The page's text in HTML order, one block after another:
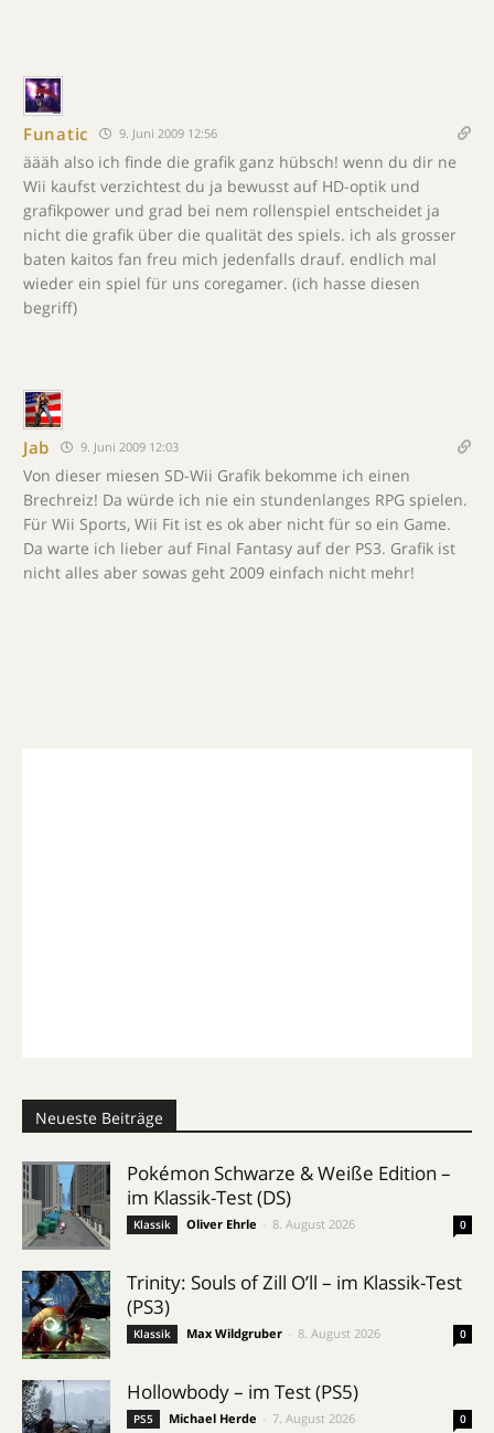
Funatic 9. Juni 2009 12:56
äääh also ich finde die grafik ganz hübsch! wenn du dir ne
Wii kaufst verzichtest du ja bewusst auf HD-optik und
grafikpower und grad bei nem rollenspiel entscheidet ja
nicht die grafik über die qualität des spiels. ich als grosser
baten kaitos fan freu mich jedenfalls drauf. endlich mal
wieder ein spiel für uns coregamer. (ich hasse diesen
begriff)
Jab 9. Juni 2009 12:03
Von dieser miesen SD-Wii Grafik bekomme ich einen
Brechreiz! Da würde ich nie ein stundenlanges RPG spielen.
Für Wii Sports, Wii Fit ist es ok aber nicht für so ein Game.
Da warte ich lieber auf Final Fantasy auf der PS3. Grafik ist
nicht alles aber sowas geht 2009 einfach nicht mehr!
Neueste Beiträge
Pokémon Schwarze & Weiße Edition –
im Klassik-Test (DS)
Klassik Oliver Ehrle 8. August 2026 0
Trinity: Souls of Zill O’ll – im Klassik-Test
(PS3)
Klassik Max Wildgruber 8. August 2026 0
Hollowbody – im Test (PS5)
PS5 Michael Herde 7. August 2026 0